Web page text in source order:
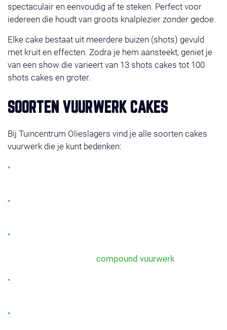
spectaculair en eenvoudig af te steken. Perfect voor
iedereen die houdt van groots knalplezier zonder gedoe.
Elke cake bestaat uit meerdere buizen (shots) gevuld
met kruit en effecten. Zodra je hem aansteekt, geniet je
van een show die varieert van 13 shots cakes tot 100
shots cakes en groter.
SOORTEN VUURWERK CAKES
Bij Tuincentrum Olieslagers vind je alle soorten cakes
vuurwerk die je kunt bedenken:
compound vuurwerk